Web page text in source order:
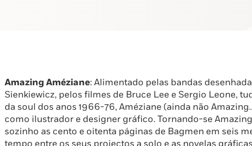
Amazing Améziane: Alimentado pelas bandas
Sienkiewicz, pelos filmes de Bruce Lee e Sergio Leone,
da soul dos anos 1966-76, Améziane (ainda não
como ilustrador e designer gráfico. Tornando-se
sozinho as cento e oitenta páginas de Bagmen em seis
tempo entre os seus projectos a solo e as novelas